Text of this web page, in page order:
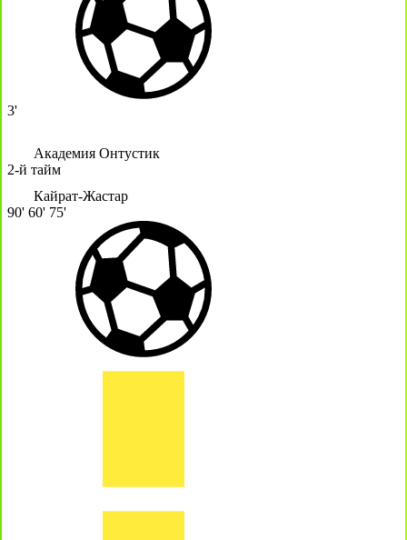
3'
Академия Онтустик
2-й тайм
Кайрат-Жастар
90' 60' 75'